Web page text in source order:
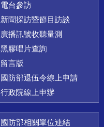
電台參訪
新聞採訪暨節目訪談
廣播訊號收聽量測
黑膠唱片查詢
留言版
國防部退伍令線上申請
行政院線上申辦
國防部相關單位連結